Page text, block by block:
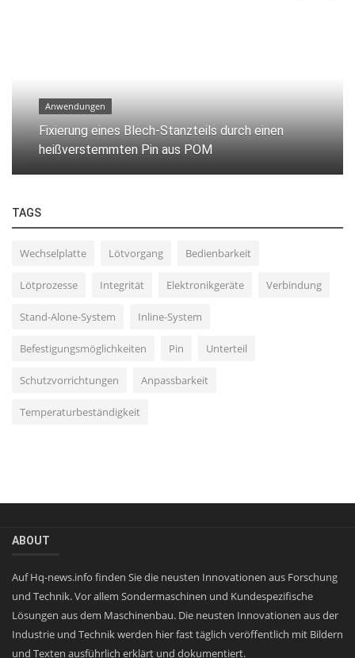
Anwendungen
Fixierung eines Blech-Stanzteils durch einen
heißverstemmten Pin aus POM
TAGS
Wechselplatte Lötvorgang Bedienbarkeit
Lötprozesse Integrität Elektronikgeräte Verbindung
Stand-Alone-System Inline-System
Befestigungsmöglichkeiten Pin Unterteil
Schutzvorrichtungen Anpassbarkeit
Temperaturbeständigkeit
ABOUT
Auf Hq-news.info finden Sie die neusten Innovationen aus Forschung
und Technik. Vor allem Sondermaschinen und Kundespezifische
Lösungen aus dem Maschinenbau. Die neusten Innovationen aus der
Industrie und Technik werden hier fast täglich veröffentlich mit Bildern
und Texten ausführlich erklärt und dokumentiert.